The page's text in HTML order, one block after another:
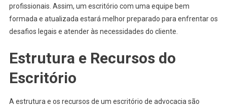
profissionais. Assim, um escritório com uma equipe bem
formada e atualizada estará melhor preparado para enfrentar os
desafios legais e atender às necessidades do cliente.
Estrutura e Recursos do
Escritório
A estrutura e os recursos de um escritório de advocacia são